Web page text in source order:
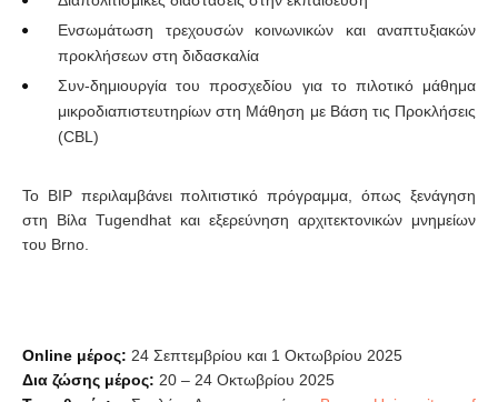
Ενσωμάτωση τρεχουσών κοινωνικών και αναπτυξιακών
προκλήσεων στη διδασκαλία
Συν-δημιουργία του προσχεδίου για το πιλοτικό μάθημα
μικροδιαπιστευτηρίων στη Μάθηση με Βάση τις Προκλήσεις
(CBL)
Το BIP περιλαμβάνει πολιτιστικό πρόγραμμα, όπως ξενάγηση
στη Βίλα Tugendhat και εξερεύνηση αρχιτεκτονικών μνημείων
του Brno.
Online μέρος: 24 Σεπτεμβρίου και 1 Οκτωβρίου 2025
Δια ζώσης μέρος: 20 – 24 Οκτωβρίου 2025